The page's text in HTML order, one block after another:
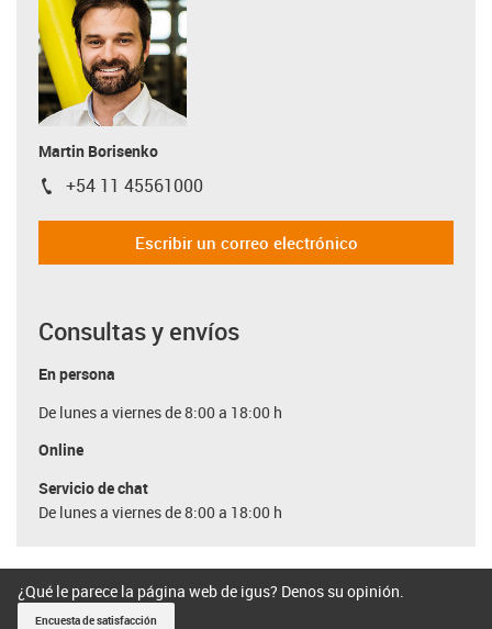
Martin Borisenko
igus-icon-phone
+54 11 45561000
Escribir un correo electrónico
Consultas y envíos
En persona
De lunes a viernes de 8:00 a 18:00 h
Online
Servicio de chat
De lunes a viernes de 8:00 a 18:00 h
¿Qué le parece la página web de igus? Denos su opinión.
Encuesta de satisfacción